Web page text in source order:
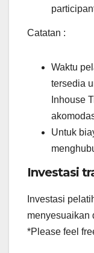
Catatan :
Waktu
tersedia
Inhouse
Untuk
Investasi
Investasi
menyesuaikan
*Please feel